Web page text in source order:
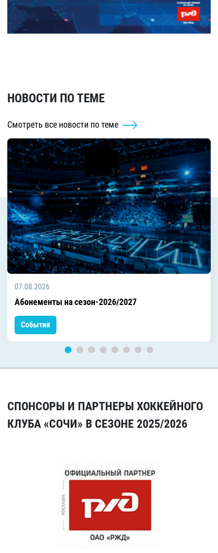
НОВОСТИ ПО ТЕМЕ
Смотреть все новости по теме
07.08.2026
Абонементы на сезон-2026/2027
События
СПОНСОРЫ И ПАРТНЕРЫ ХОККЕЙНОГО
КЛУБА «СОЧИ» В СЕЗОНЕ 2025/2026